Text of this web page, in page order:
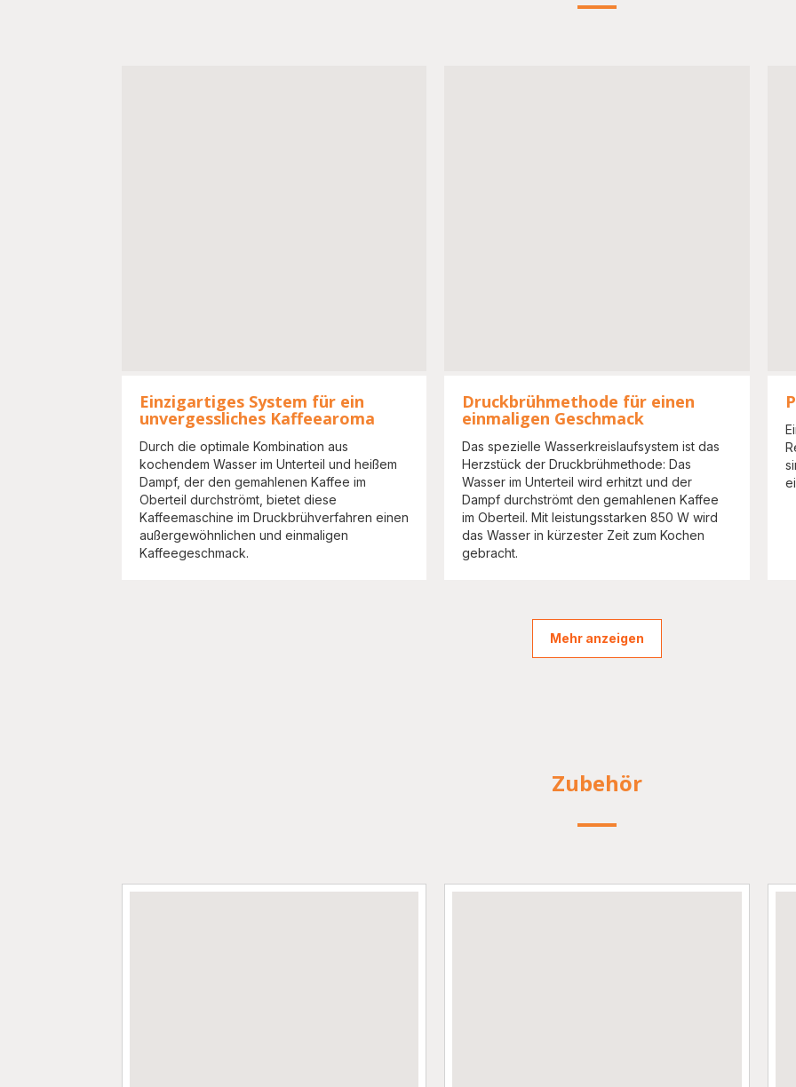
Einzigartiges System für ein
unvergessliches Kaffeearoma
Durch die optimale Kombination aus
kochendem Wasser im Unterteil und heißem
Dampf, der den gemahlenen Kaffee im
Oberteil durchströmt, bietet diese
Kaffeemaschine im Druckbrühverfahren einen
außergewöhnlichen und einmaligen
Kaffeegeschmack.
Druckbrühmethode für einen
einmaligen Geschmack
Das spezielle Wasserkreislaufsystem ist das
Herzstück der Druckbrühmethode: Das
Wasser im Unterteil wird erhitzt und der
Dampf durchströmt den gemahlenen Kaffee
im Oberteil. Mit leistungsstarken 850 W wird
das Wasser in kürzester Zeit zum Kochen
gebracht.
Mehr anzeigen
Zubehör